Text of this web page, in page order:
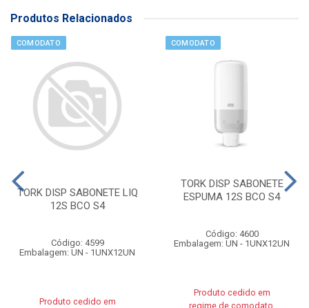
Produtos Relacionados
COMODATO
TORK DISP SABONETE LIQ
12S BCO S4
Código: 4599
Embalagem: UN - 1UNX12UN
Produto cedido em
COMODATO
TORK DISP SABONETE
ESPUMA 12S BCO S4
Código: 4600
Embalagem: UN - 1UNX12UN
Produto cedido em
regime de comodato.